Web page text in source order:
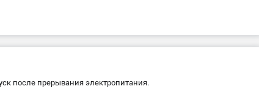
после прерывания электропитания.